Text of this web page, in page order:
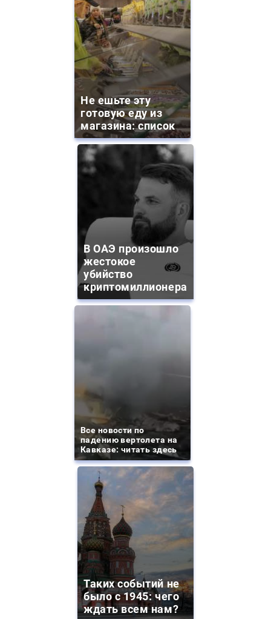
Не ешьте эту
готовую еду из
магазина: список
В ОАЭ произошло
жестокое
убийство
криптомиллионера
Все новости по
падению вертолета на
Кавказе: читать здесь
Таких событий не
было с 1945: чего
ждать всем нам?